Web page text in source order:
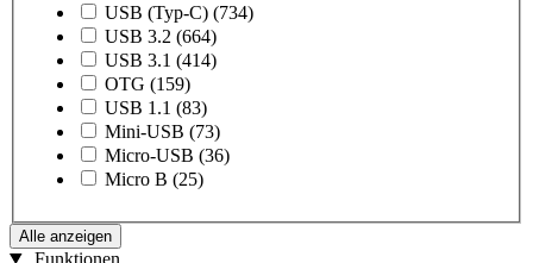
USB (Typ-C) (734)
USB 3.2 (664)
USB 3.1 (414)
OTG (159)
USB 1.1 (83)
Mini-USB (73)
Micro-USB (36)
Micro B (25)
Alle anzeigen
Funktionen